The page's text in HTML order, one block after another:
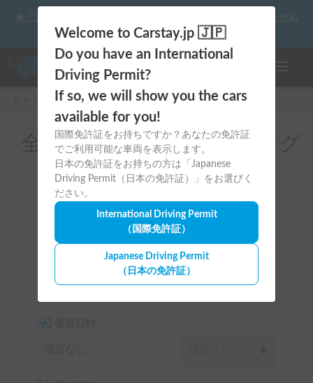
Welcome to Carstay.jp 🇯🇵
Do you have an International
Driving Permit?
If so, we will show you the cars
available for you!
国際免許証をお持ちですか？あなたの免許証
でご利用可能な車両を表示します。
日本の免許証をお持ちの方は「Japanese
Driving Permit（日本の免許証）」をお選びく
ださい。
International Driving Permit
（国際免許証）
Japanese Driving Permit
（日本の免許証）
☀️「大曲の花火」をキャンピングカーで最高の思い出にしません
か？
キャンピングカー・車中泊スポット予約はCarstay
全国のレンタルキャンピング
カー（Hino）
全国